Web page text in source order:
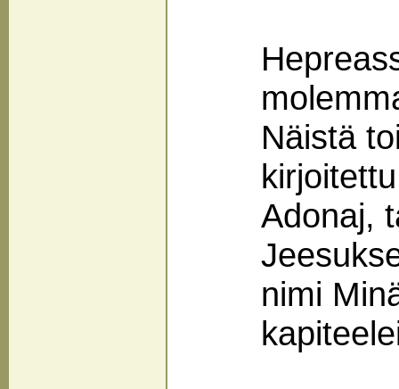
Näistä
Adonaj,
nimi